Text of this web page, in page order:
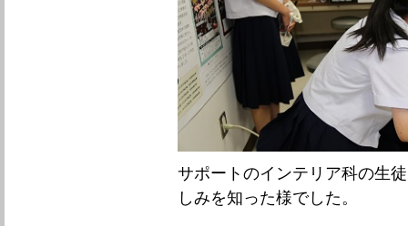
サポートのインテリア科の生
しみを知った様でした。